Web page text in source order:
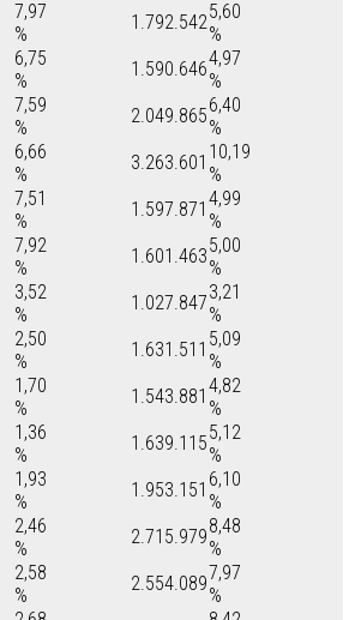
7,97
%
1.792.5425,60
%
6,75
%
1.590.6464,97
%
7,59
%
2.049.8656,40
%
6,66
%
3.263.601 10,19
%
7,51
%
1.597.871 4,99
%
7,92
%
1.601.4635,00
%
3,52
%
1.027.8473,21
%
2,50
%
1.631.511 5,09
%
1,70
%
1.543.881 4,82
%
1,36
%
1.639.1155,12
%
1,93
%
1.953.151 6,10
%
2,46
%
2.715.9798,48
%
2,58
%
2.554.0897,97
%